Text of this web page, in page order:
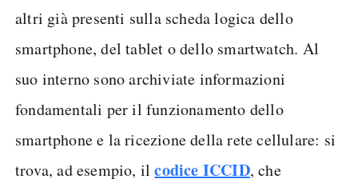
altri già presenti sulla scheda logica dello
smartphone, del tablet o dello smartwatch. Al
suo interno sono archiviate informazioni
fondamentali per il funzionamento dello
smartphone e la ricezione della rete cellulare: si
trova, ad esempio, ilcodice ICCID, che